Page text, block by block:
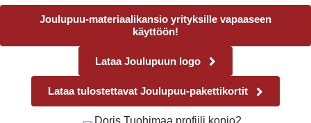
Joulupuu-materiaalikansio yrityksille vapaaseen
käyttöön!
Lataa Joulupuun logo
Lataa tulostettavat Joulupuu-pakettikortit